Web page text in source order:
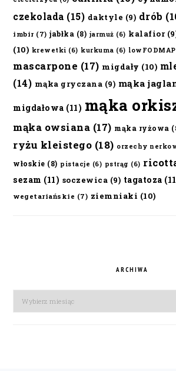
czekolada (15) daktyle (9) drób
imbir (7) jabłka (8) jarmuż (6) kalafior
(10) krewetki (6) kurkuma (6) lowFODMAP
mascarpone (17) migdały (10)
(14) mąka gryczana (9) mąka
migdałowa (11) mąka
mąka owsiana (17) mąka ryżowa
ryżu kleistego (18) orzechy
włoskie (8) pistacje (6) pstrąg (6)
sezam (11) soczewica (9) tagatoza
wegetariańskie (7) ziemniaki (10)
ARCHIWA
Archiwa